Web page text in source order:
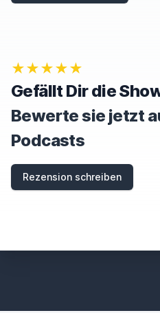
★★★★★
Gefällt Dir die
Bewerte sie jetzt
Podcasts
Rezension schreiben